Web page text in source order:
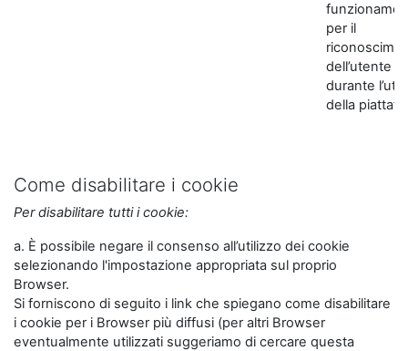
per il
dell’utente
durante
della
Come disabilitare i cookie
Per disabilitare tutti i cookie:
a. È possibile negare il consenso all’utilizzo dei cookie
selezionando l'impostazione appropriata sul proprio
Browser.
Si forniscono di seguito i link che spiegano come disabilitare
i cookie per i Browser più diffusi (per altri Browser
eventualmente utilizzati suggeriamo di cercare questa